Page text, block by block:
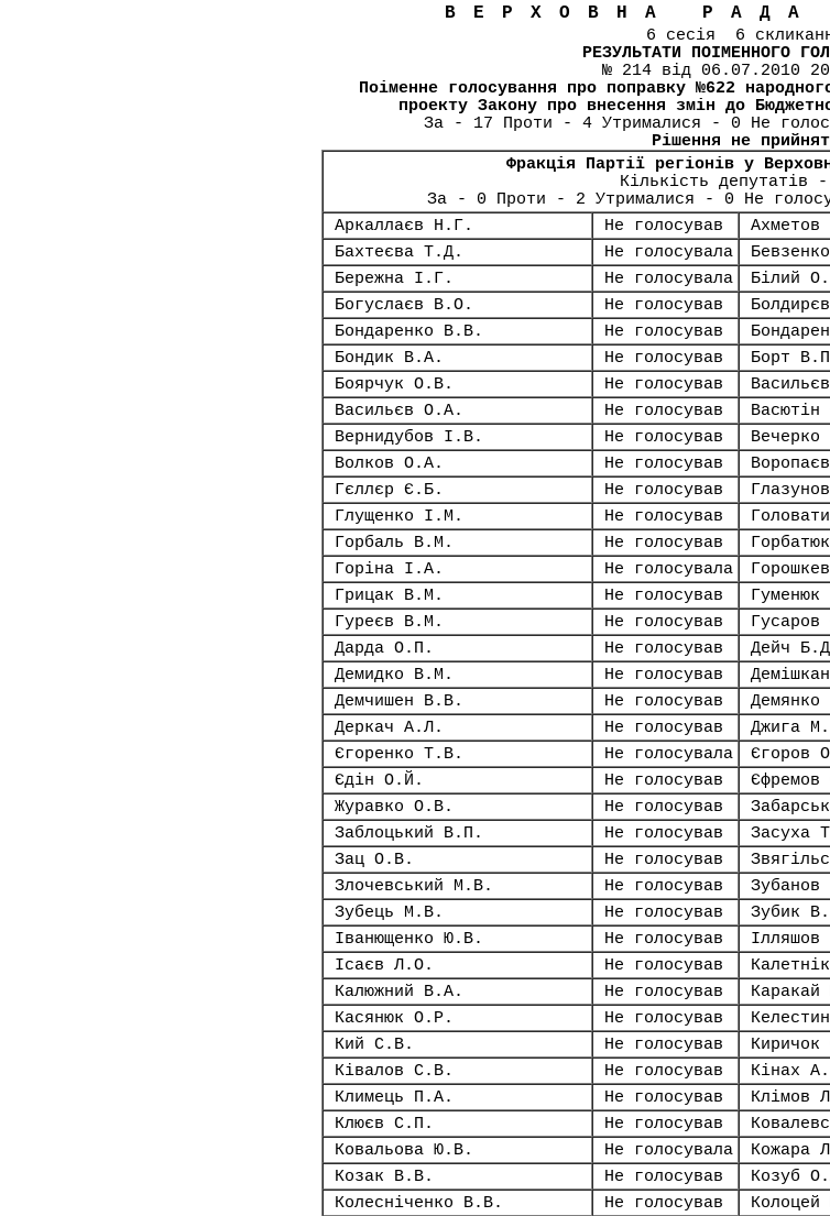
ВЕРХОВНА РАДА
6 сесія 6
РЕЗУЛЬТАТИ ПОІМЕННОГО
№ 214 від 06.07.2010
Поіменне голосування про поправку №622
проекту Закону про внесення змін до
За - 17 Проти - 4 Утрималися - 0 Не
Рішення не
Фракція Партії регіонів у
Кількість депутатів
За - 0 Проти - 2 Утрималися - 0 Не
Аркаллаєв Н.Г.
Не голосував
Бахтеєва Т.Д.
Не голосувала
Бережна І.Г.
Не голосувала Білий
Богуслаєв В.О.
Не голосував
Бондаренко В.В.
Не голосував
Бондик В.А.
Не голосував Борт
Боярчук О.В.
Не голосував
Васильєв О.А.
Не голосував
Вернидубов І.В.
Не голосував
Волков О.А.
Не голосував
Гєллєр Є.Б.
Не голосував
Глущенко І.М.
Не голосував
Горбаль В.М.
Не голосував
Горіна І.А.
Не голосувала
Грицак В.М.
Не голосував
Гуреєв В.М.
Не голосував
Дарда О.П.
Не голосував Дейч
Демидко В.М.
Не голосував
Демчишен В.В.
Не голосував
Деркач А.Л.
Не голосував Джига
Єгоренко Т.В.
Не голосувала Єгоров
Єдін О.Й.
Не голосував
Журавко О.В.
Не голосував
Заблоцький В.П.
Не голосував Засуха
Зац О.В.
Не голосував
Злочевський М.В.
Не голосував
Зубець М.В.
Не голосував Зубик
Іванющенко Ю.В.
Не голосував
Ісаєв Л.О.
Не голосував
Калюжний В.А.
Не голосував
Касянюк О.Р.
Не голосував
Кий С.В.
Не голосував
Ківалов С.В.
Не голосував Кінах
Климець П.А.
Не голосував Клімов
Клюєв С.П.
Не голосував
Ковальова Ю.В.
Не голосувала Кожара
Козак В.В.
Не голосував Козуб
Колесніченко В.В.
Не голосував